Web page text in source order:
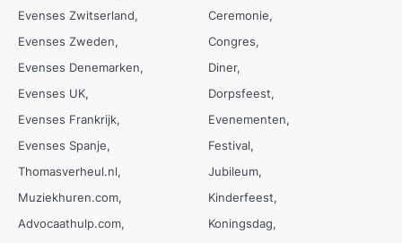
Evenses Zwitserland
Evenses Zweden
Evenses Denemarken
Evenses UK
Evenses Frankrijk
Evenses Spanje
Thomasverheul.nl
Muziekhuren.com
Advocaathulp.com
Ceremonie
Congres
Diner
Dorpsfeest
Evenementen
Festival
Jubileum
Kinderfeest
Koningsdag